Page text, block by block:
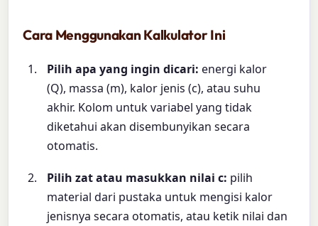
Cara Menggunakan Kalkulator Ini
Pilih apa yang ingin dicari: energi kalor
(Q), massa (m), kalor jenis (c), atau suhu
akhir. Kolom untuk variabel yang tidak
diketahui akan disembunyikan secara
otomatis.
Pilih zat atau masukkan nilai c: pilih
material dari pustaka untuk mengisi kalor
jenisnya secara otomatis, atau ketik nilai dan